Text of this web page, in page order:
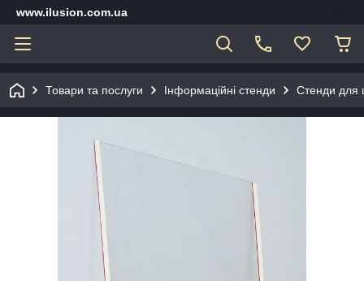
www.ilusion.com.ua
Товари та послуги Інформаційні стенди Стенди для